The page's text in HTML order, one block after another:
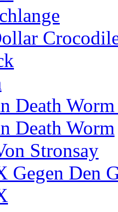
Death
Death Worm
Stronsay
Gegen Den